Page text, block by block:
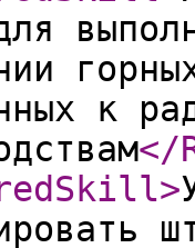
к
</
>